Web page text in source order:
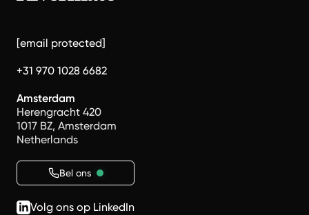
[email protected]
+31 970 1028 6682
Amsterdam
Herengracht 420
1017 BZ, Amsterdam
Netherlands
Bel ons
Volg ons op LinkedIn